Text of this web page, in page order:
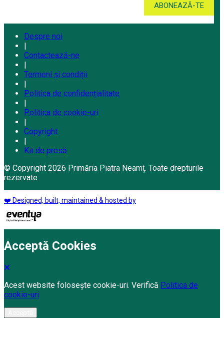
Despre noi
|
Contactează-ne
|
Termeni și condiții
|
Politica de confidențialitate
|
Politica de cookie-uri
|
Copyright
|
Kit de presă
© Copyright 2026 Primăria Piatra Neamț. Toate drepturile
rezervate
❤️ Designed, built, maintained & hosted by
Acceptă Cookies
Acest website folosește cookie-uri. Verifică Politica de
cookie-uri